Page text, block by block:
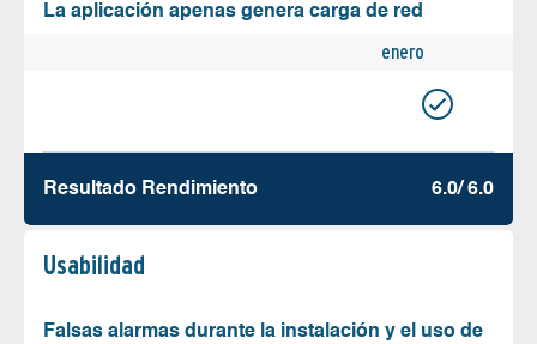
La aplicación apenas genera carga de red
enero
Resultado Rendimiento 6.0/ 6.0
Usabilidad
Falsas alarmas durante la instalación y el uso de